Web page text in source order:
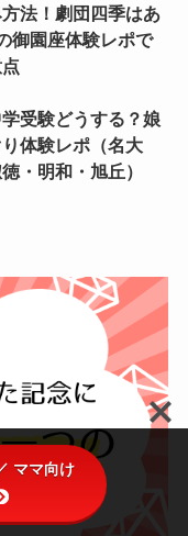
法！劇団四季はあ
御園座体験レポで
学受験どうする？娘
体験レポ（名大
・明和・旭丘）
ママ向け